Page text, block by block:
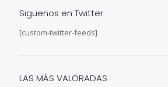
Siguenos en Twitter
[custom-twitter-feeds]
LAS MÁS VALORADAS